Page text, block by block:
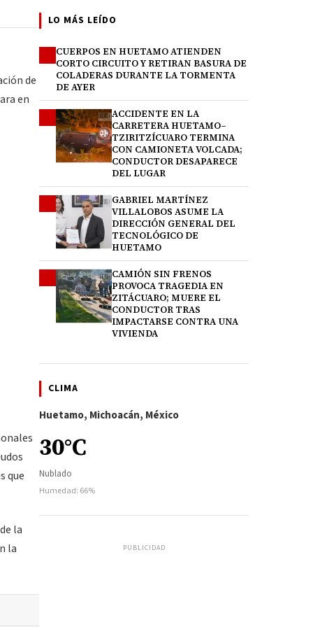
de
en
que
la
la
LO MÁS LEÍDO
CUERPOS EN HUETAMO ATIENDEN
CORTO CIRCUITO Y RETIRAN BASURA DE
COLADERAS DURANTE LA TORMENTA
DE AYER
ACCIDENTE EN LA
CARRETERA HUETAMO–
TZIRITZÍCUARO TERMINA
CON CAMIONETA VOLCADA;
CONDUCTOR DESAPARECE
DEL LUGAR
GABRIEL MARTÍNEZ
VILLALOBOS ASUME LA
DIRECCIÓN GENERAL DEL
TECNOLÓGICO DE
HUETAMO
CAMIÓN SIN FRENOS
PROVOCA TRAGEDIA EN
ZITÁCUARO; MUERE EL
CONDUCTOR TRAS
IMPACTARSE CONTRA UNA
VIVIENDA
CLIMA
Huetamo, Michoacán, México
30°C
Nublado
Humedad: 66%
PUBLICIDAD